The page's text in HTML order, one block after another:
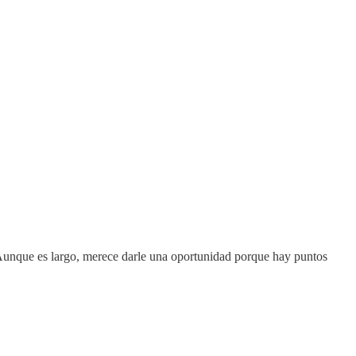
es largo, merece darle una oportunidad porque hay puntos